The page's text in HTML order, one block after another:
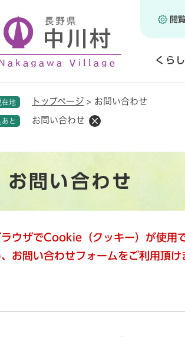
閲
くら
く
在地 トップページ > お問い合わせ
あと お問い合わせ
お問い合わせ
ラウザでCookie（クッキー）が使用
お問い合わせフォームをご利用頂け